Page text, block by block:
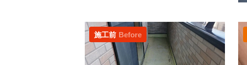
施工前 Before